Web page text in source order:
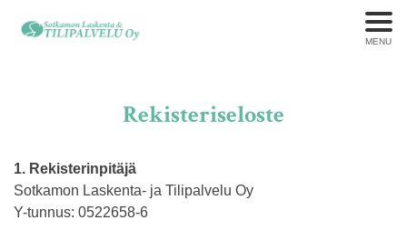
MENU
Rekisteriseloste
1. Rekisterinpitäjä
Sotkamon Laskenta- ja Tilipalvelu Oy
Y-tunnus: 0522658-6